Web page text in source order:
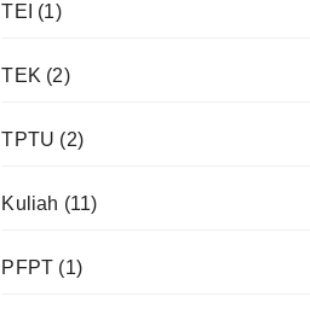
TEI (1)
TEK (2)
TPTU (2)
Kuliah (11)
PFPT (1)